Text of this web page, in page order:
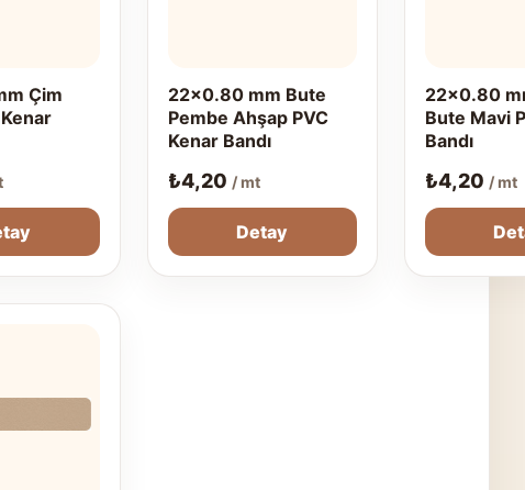
Çim
22x0.80 mm Bute
Pembe Ahşap PVC
Kenar Bandı
₺4,20 / mt
Detay
22x0.80
Bute Mavi
Bandı
₺4,20 / mt